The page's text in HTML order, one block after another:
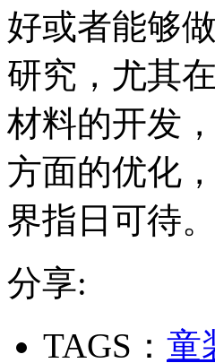
好或者能够
研究，尤其
材料的开发
方面的优化
界指日可待。
分享:
TAGS： 童